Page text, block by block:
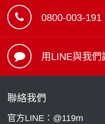
0800-003-191
用LINE與我們
聯絡我們
官方LINE：@119m